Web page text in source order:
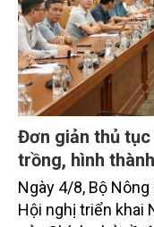
Đơn giản thủ
trồng, hình
Ngày 4/8, Bộ
Hội nghị triển khai